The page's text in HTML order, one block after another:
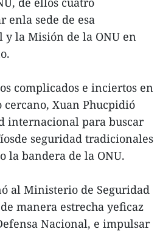
enla sede de esa
la Misión de la ONU en
complicados e inciertos en
Xuan Phucpidió
internacional para buscar
seguridad tradicionales
la bandera de la ONU.
al Ministerio de Seguridad
manera estrecha yeficaz
Nacional, e impulsar